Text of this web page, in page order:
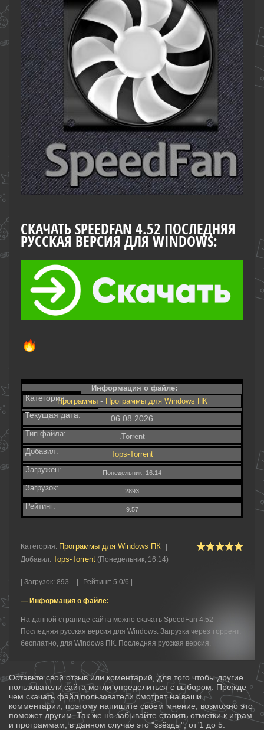
СКАЧАТЬ SPEEDFAN 4.52 ПОСЛЕДНЯЯ
РУССКАЯ ВЕРСИЯ ДЛЯ WINDOWS:
Информация о файле:
Категория:Программы- Программы для Windows ПК
Текущая дата: 06.08.2026
Тип файла:
.Torrent
Добавил:
Tops-Torrent
Загружен:
Понедельник, 16:14
Загрузок: 2893
Рейтинг: 9.57
Категория: Программы для Windows ПК
Добавил: Tops-Torrent (Понедельник, 16:14)
Загрузок: 893 Рейтинг: 5.0/6 |
— Информация о файле:
На данной странице сайта можно скачать SpeedFan 4.52
Последняя русская версия для Windows. Загрузка через торрент,
бесплатно, для Windows ПК. Последняя русская версия.
Оставьте свой отзыв или коментарий, для того чтобы другие
пользователи сайта могли определиться с выбором. Прежде
чем скачать файл пользователи смотрят на ваши
комментарии, поэтому напишите своем мнение, возможно это
поможет другим. Так же не забывайте ставить отметки к играм
и программам, в данном случае это "звёзды", от 1 до 5.